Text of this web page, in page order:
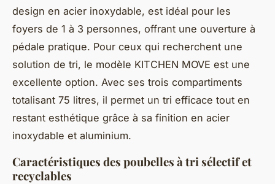
design en acier inoxydable, est idéal pour les
foyers de 1 à 3 personnes, offrant une ouverture à
pédale pratique. Pour ceux qui recherchent une
solution de tri, le modèle KITCHEN MOVE est une
excellente option. Avec ses trois compartiments
totalisant 75 litres, il permet un tri efficace tout en
restant esthétique grâce à sa finition en acier
inoxydable et aluminium.
Caractéristiques des poubelles à tri sélectif et
recyclables